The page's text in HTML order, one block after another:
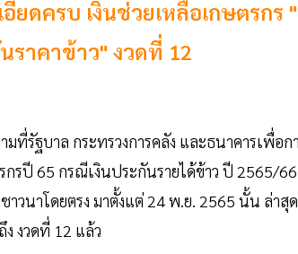
ยดครบ เงินช่วยเหลือเกษตรก
ราคาข้าว" งวดที่ 12
มที่รัฐบาล กระทรวงการคลัง และธนาคารเพื่
กรปี 65 กรณีเงินประกันรายได้ข้าว ปี 2565/
วนาโดยตรง มาตั้งแต่ 24 พ.ย. 2565 นั้น ล่าสุ
ง งวดที่ 12 แล้ว